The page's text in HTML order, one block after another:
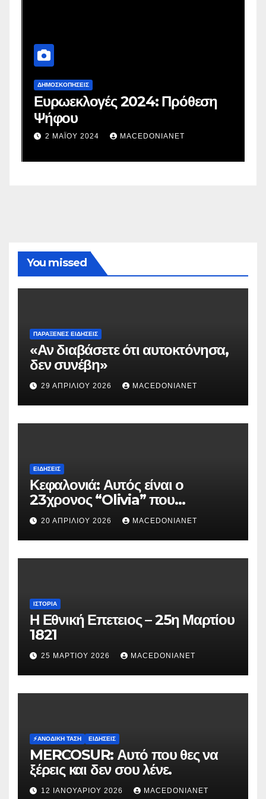
ΔΗΜΟΣΚΟΠΉΣΕΙΣ
Ευρωεκλογές 2024: Πρόθεση
Ψήφου
2 ΜΑΪ́ΟΥ 2024 MACEDONIANET
You missed
ΠΑΡΆΞΕΝΕΣ ΕΙΔΉΣΕΙΣ
«Αν διαβάσετε ότι αυτοκτόνησα,
δεν συνέβη»
29 ΑΠΡΙΛΊΟΥ 2026 MACEDONIANET
ΕΙΔΉΣΕΙΣ
Κεφαλονιά: Αυτός είναι ο
23χρονος “Olivia” που
κατηγορείται για τον θάνατο της
Μυρτούς
20 ΑΠΡΙΛΊΟΥ 2026 MACEDONIANET
ΙΣΤΟΡΊΑ
Η Εθνική Επετειος – 25η Μαρτίου
1821
25 ΜΑΡΤΊΟΥ 2026 MACEDONIANET
⚡️ΑΝΟΔΙΚΉ ΤΆΣΗ ΕΙΔΉΣΕΙΣ
MERCOSUR: Αυτό που θες να
ξέρεις και δεν σου λένε.
12 ΙΑΝΟΥΑΡΊΟΥ 2026 MACEDONIANET